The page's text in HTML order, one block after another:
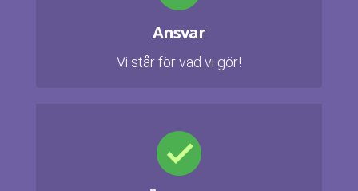
Ansvar
Vi står för vad vi gör!